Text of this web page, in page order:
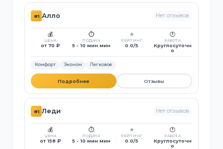
#1 Алло Нет отзывов
💰
ЦЕНА
от 70 ₽
⏱️
ПОДАЧА
5 - 10 мин мин
⭐
РЕЙТИНГ
0.0/5
🕐
РАБОТА
Круглосуточн
о
Комфорт Эконом Легковое
Подробнее Отзывы
#1 Леди Нет отзывов
💰
ЦЕНА
от 158 ₽
⏱️
ПОДАЧА
5 - 10 мин мин
⭐
РЕЙТИНГ
0.0/5
🕐
РАБОТА
Круглосуточн
о